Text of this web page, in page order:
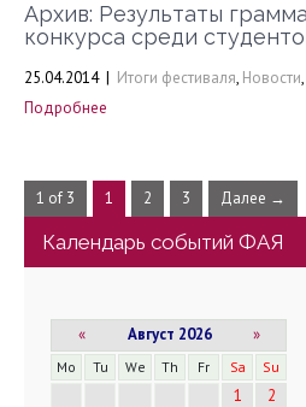
Архив: Результаты
конкурса среди
25.04.2014 | Итоги фестиваля, Новости,
Подробнее
1 of 3 1 2 3 Далее →
Календарь событий ФАЯ
« Август 2026 »
Mo Tu We Th Fr Sa Su
1
2